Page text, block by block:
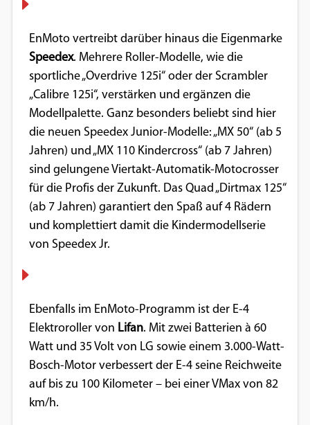
EnMoto vertreibt darüber hinaus die Eigenmarke
Speedex. Mehrere Roller-Modelle, wie die
sportliche „Overdrive 125i“ oder der Scrambler
„Calibre 125i“, verstärken und ergänzen die
Modellpalette. Ganz besonders beliebt sind hier
die neuen Speedex Junior-Modelle: „MX 50“ (ab 5
Jahren) und „MX 110 Kindercross“ (ab 7 Jahren)
sind gelungene Viertakt-Automatik-Motocrosser
für die Profis der Zukunft. Das Quad „Dirtmax 125“
(ab 7 Jahren) garantiert den Spaß auf 4 Rädern
und komplettiert damit die Kindermodellserie
von Speedex Jr.
Ebenfalls im EnMoto-Programm ist der E-4
Elektroroller von Lifan. Mit zwei Batterien à 60
Watt und 35 Volt von LG sowie einem 3.000-Watt-
Bosch-Motor verbessert der E-4 seine Reichweite
auf bis zu 100 Kilometer – bei einer VMax von 82
km/h.